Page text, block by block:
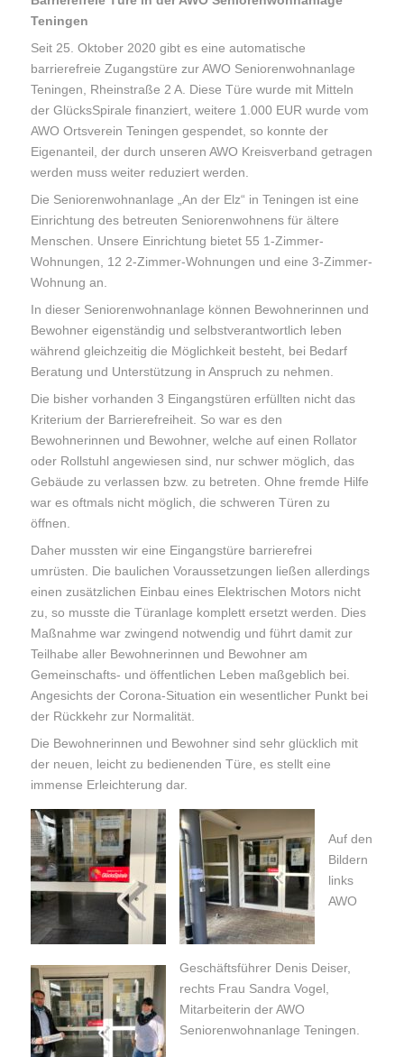
Teningen
Seit 25. Oktober 2020 gibt es eine automatische
barrierefreie Zugangstüre zur AWO Seniorenwohnanlage
Teningen, Rheinstraße 2 A. Diese Türe wurde mit Mitteln
der GlücksSpirale finanziert, weitere 1.000 EUR wurde vom
AWO Ortsverein Teningen gespendet, so konnte der
Eigenanteil, der durch unseren AWO Kreisverband getragen
werden muss weiter reduziert werden.
Die Seniorenwohnanlage „An der Elz“ in Teningen ist eine
Einrichtung des betreuten Seniorenwohnens für ältere
Menschen. Unsere Einrichtung bietet 55 1-Zimmer-
Wohnungen, 12 2-Zimmer-Wohnungen und eine 3-Zimmer-
Wohnung an.
In dieser Seniorenwohnanlage können Bewohnerinnen und
Bewohner eigenständig und selbstverantwortlich leben
während gleichzeitig die Möglichkeit besteht, bei Bedarf
Beratung und Unterstützung in Anspruch zu nehmen.
Die bisher vorhanden 3 Eingangstüren erfüllten nicht das
Kriterium der Barrierefreiheit. So war es den
Bewohnerinnen und Bewohner, welche auf einen Rollator
oder Rollstuhl angewiesen sind, nur schwer möglich, das
Gebäude zu verlassen bzw. zu betreten. Ohne fremde Hilfe
war es oftmals nicht möglich, die schweren Türen zu
öffnen.
Daher mussten wir eine Eingangstüre barrierefrei
umrüsten. Die baulichen Voraussetzungen ließen allerdings
einen zusätzlichen Einbau eines Elektrischen Motors nicht
zu, so musste die Türanlage komplett ersetzt werden. Dies
Maßnahme war zwingend notwendig und führt damit zur
Teilhabe aller Bewohnerinnen und Bewohner am
Gemeinschafts- und öffentlichen Leben maßgeblich bei.
Angesichts der Corona-Situation ein wesentlicher Punkt bei
der Rückkehr zur Normalität.
Die Bewohnerinnen und Bewohner sind sehr glücklich mit
der neuen, leicht zu bedienenden Türe, es stellt eine
immense Erleichterung dar.
Auf den
Bildern
links
AWO
Geschäftsführer Denis Deiser,
rechts Frau Sandra Vogel,
Mitarbeiterin der AWO
Seniorenwohnanlage Teningen.